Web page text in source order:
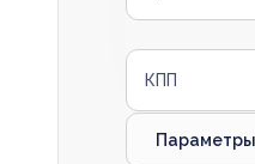
КПП
Параметры